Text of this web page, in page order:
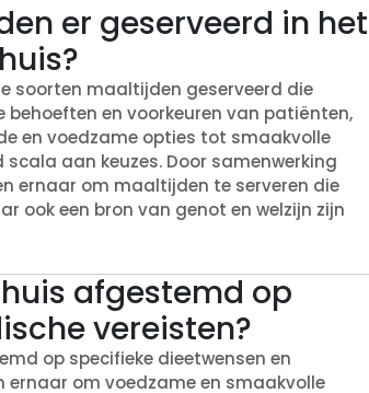
er geserveerd in het
soorten maaltijden geserveerd die
en voorkeuren van patiënten,
en voedzame opties tot smaakvolle
aan keuzes. Door samenwerking
ernaar om maaltijden te serveren die
ook een bron van genot en welzijn zijn
afgestemd op
vereisten?
op specifieke dieetwensen en
ernaar om voedzame en smaakvolle